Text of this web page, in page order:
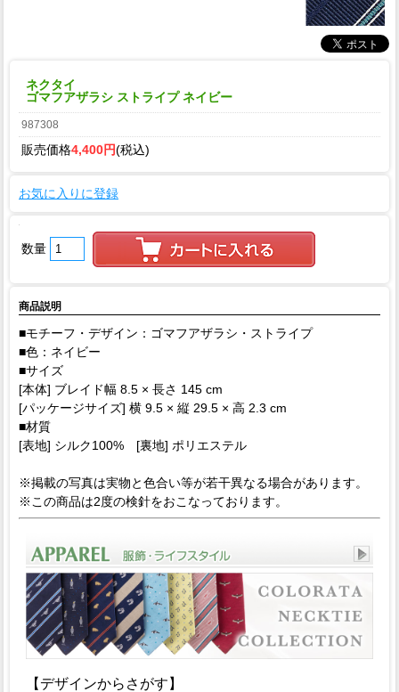
ネクタイ
ゴマフアザラシ ストライプ ネイビー
987308
販売価格4,400円(税込)
お気に入りに登録
数量
商品説明
■モチーフ・デザイン：ゴマフアザラシ・ストライプ
■色：ネイビー
■サイズ
[本体] ブレイド幅 8.5 × 長さ 145 cm
[パッケージサイズ] 横 9.5 × 縦 29.5 × 高 2.3 cm
■材質
[表地] シルク100% [裏地] ポリエステル
※掲載の写真は実物と色合い等が若干異なる場合があります。
※この商品は2度の検針をおこなっております。